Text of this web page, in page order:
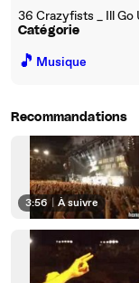
36 Crazyfists _ Ill
Catégorie
🎵 Musique
Recommandations
3:56 À suivre